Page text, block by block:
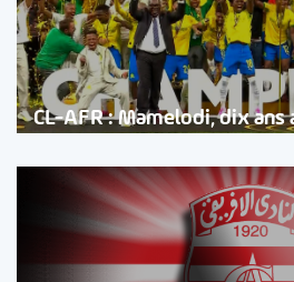
CL-AFR : Mamelodi, dix ans